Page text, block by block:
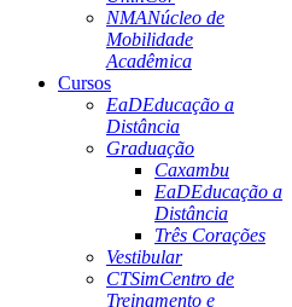
NMANúcleo de
Mobilidade
Acadêmica
Cursos
EaDEducação a
Distância
Graduação
Caxambu
EaDEducação a
Distância
Três Corações
Vestibular
CTSimCentro de
Treinamento e